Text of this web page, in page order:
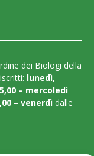
dei Biologi della
lunedì,
– mercoledì
– venerdì dalle